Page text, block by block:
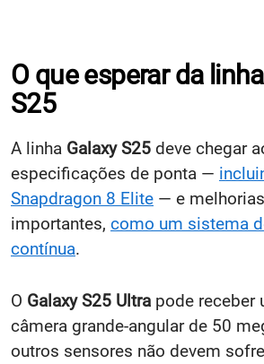
O que esperar da
S25
A linha Galaxy S25 deve chegar
especificações de ponta —
Snapdragon 8 Elite — e
importantes, como um sistema
contínua.
O Galaxy S25 Ultra pode receber
câmera grande-angular de 50
outros sensores não devem